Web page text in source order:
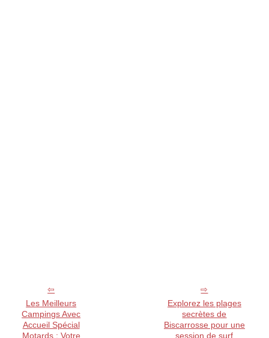
Les Meilleurs
Campings Avec
Accueil Spécial
Motards : Votre
Explorez les plages
secrètes de
Biscarrosse pour une
session de surf